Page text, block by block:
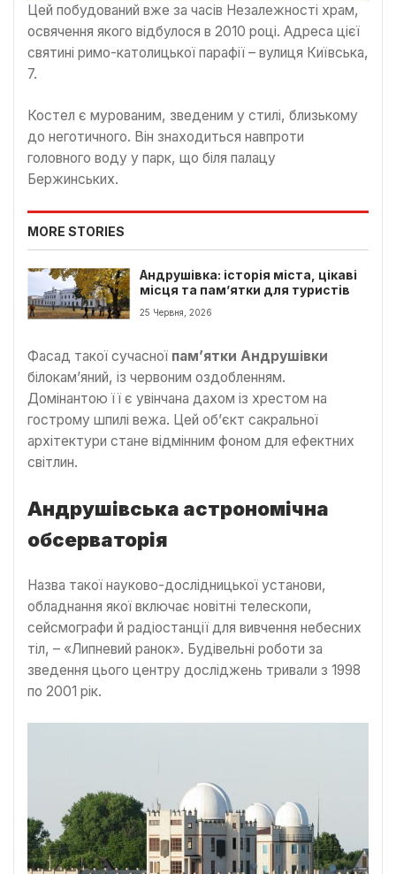
Цей побудований вже за часів Незалежності храм,
освячення якого відбулося в 2010 році. Адреса цієї
святині римо-католицької парафії – вулиця Київська,
7.
Костел є мурованим, зведеним у стилі, близькому
до неготичного. Він знаходиться навпроти
головного воду у парк, що біля палацу
Бержинських.
MORE STORIES
Андрушівка: історія міста, цікаві
місця та пам’ятки для туристів
25 Червня, 2026
Фасад такої сучасної пам’ятки Андрушівки
білокам’яний, із червоним оздобленням.
Домінантою її є увінчана дахом із хрестом на
гострому шпилі вежа. Цей об’єкт сакральної
архітектури стане відмінним фоном для ефектних
світлин.
Андрушівська астрономічна
обсерваторія
Назва такої науково-дослідницької установи,
обладнання якої включає новітні телескопи,
сейсмографи й радіостанції для вивчення небесних
тіл, – «Липневий ранок». Будівельні роботи за
зведення цього центру досліджень тривали з 1998
по 2001 рік.